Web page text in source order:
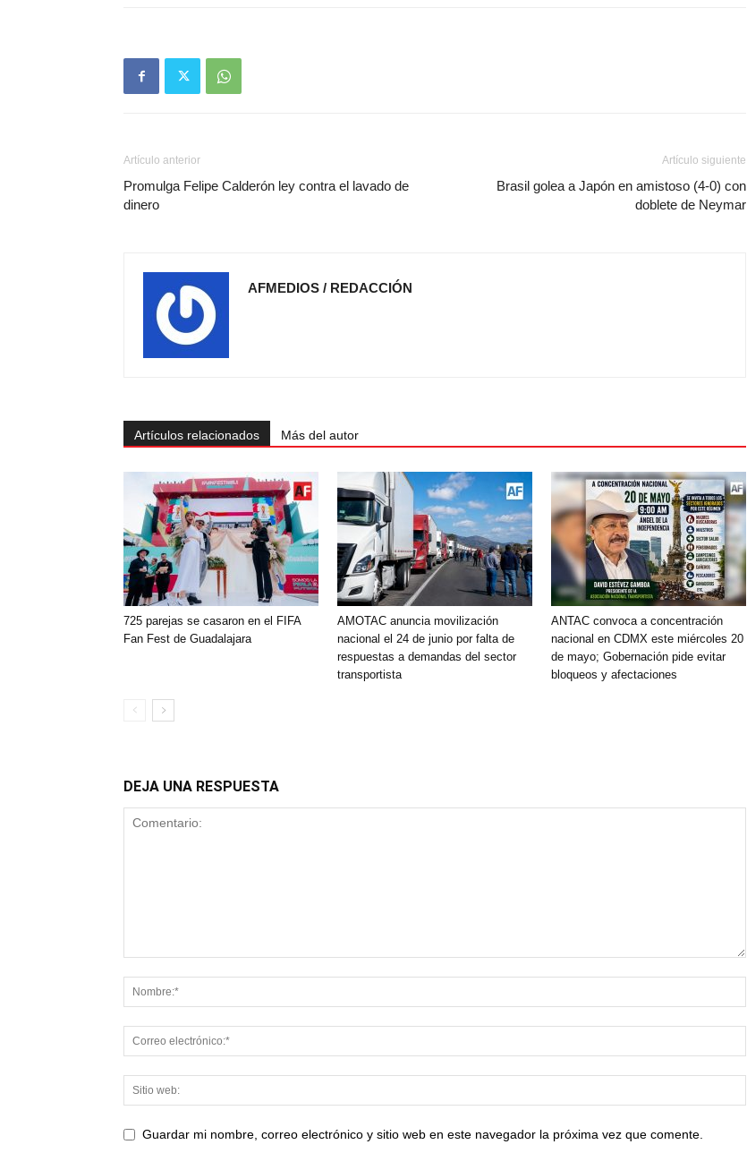
Artículo anterior
Promulga Felipe Calderón ley contra el lavado de
dinero
Artículo siguiente
Brasil golea a Japón en amistoso (4-0) con
doblete de Neymar
AFMEDIOS / REDACCIÓN
Artículos relacionados Más del autor
725 parejas se casaron en el FIFA
Fan Fest de Guadalajara
AMOTAC anuncia movilización
nacional el 24 de junio por falta de
respuestas a demandas del sector
transportista
ANTAC convoca a concentración
nacional en CDMX este miércoles 20
de mayo; Gobernación pide evitar
bloqueos y afectaciones
DEJA UNA RESPUESTA
Guardar mi nombre, correo electrónico y sitio web en este navegador la próxima vez que comente.